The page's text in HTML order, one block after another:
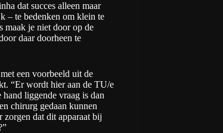
dat succes alleen maar
– te bedenken om klein te
maak je niet door op de
daar doorheen te
een voorbeeld uit de
“Er wordt hier aan de TU/e
liggende vraag is dan
chirurg gedaan kunnen
dat dit apparaat bij